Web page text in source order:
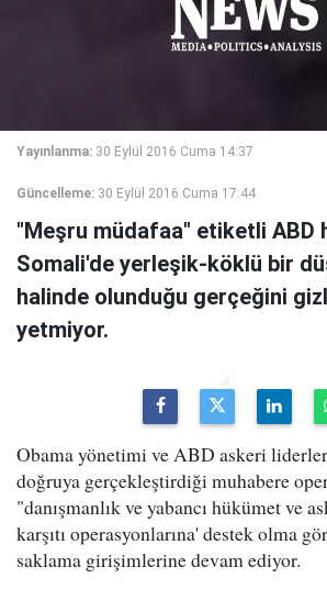
Yayınlanma: 30 Eylül 2016 Cuma 14:37
Güncelleme: 30 Eylül 2016 Cuma 17:44
"Meşru müdafaa" etiketli ABD
Somali'de yerleşik-köklü bir
halinde olunduğu gerçeğini
yetmiyor.
Obama yönetimi ve ABD askeri
doğruya gerçekleştirdiği muhabere
"danışmanlık ve yabancı hükümet ve
karşıtı operasyonlarına' destek olma
saklama girişimlerine devam ediyor.